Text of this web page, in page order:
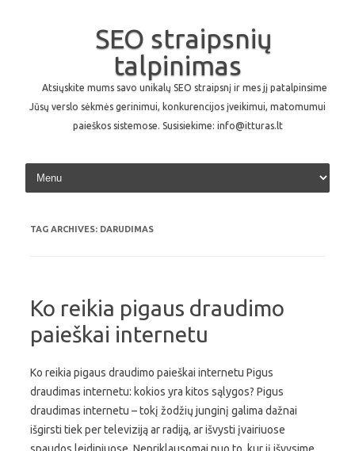
SEO straipsnių
talpinimas
Atsiųskite mums savo unikalų SEO straipsnį ir mes jį patalpinsime
Jūsų verslo sėkmės gerinimui, konkurencijos įveikimui, matomumui
paieškos sistemose. Susisiekime: info@itturas.lt
Skip to content
TAG ARCHIVES: DARUDIMAS
Ko reikia pigaus draudimo
paieškai internetu
Ko reikia pigaus draudimo paieškai internetu Pigus
draudimas internetu: kokios yra kitos sąlygos? Pigus
draudimas internetu – tokį žodžių junginį galima dažnai
išgirsti tiek per televiziją ar radiją, ar išvysti įvairiuose